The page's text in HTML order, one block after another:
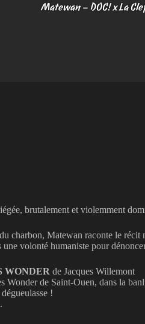
Matewan – DOC! x La
brutalement et violemment
charbon, Matewan raconte le
une volonté humaniste pour
WONDER de Jacques Willemont
de Saint-Ouen, dans la
!